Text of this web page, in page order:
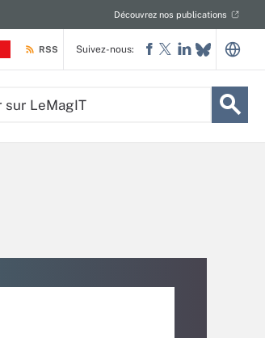
Découvrez nos publications
RSS Suivez-nous: